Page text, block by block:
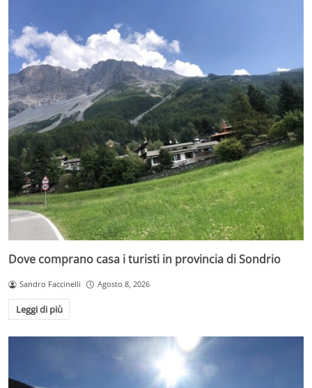
Dove comprano casa i turisti in provincia di Sondrio
Sandro Faccinelli Agosto 8, 2026
Leggi di più